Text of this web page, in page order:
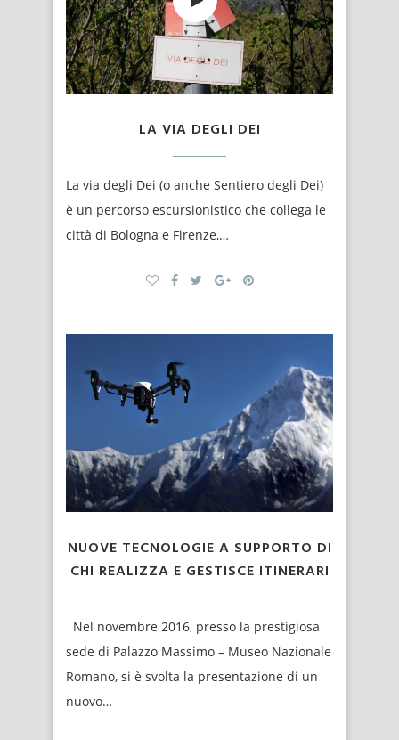
LA VIA DEGLI DEI
La via degli Dei (o anche Sentiero degli Dei)
è un percorso escursionistico che collega le
città di Bologna e Firenze,…
NUOVE TECNOLOGIE A SUPPORTO DI
CHI REALIZZA E GESTISCE ITINERARI
Nel novembre 2016, presso la prestigiosa
sede di Palazzo Massimo – Museo Nazionale
Romano, si è svolta la presentazione di un
nuovo…